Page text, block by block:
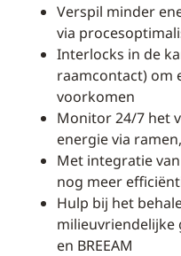
Verspil minder
via
Interlocks in de
raamcontact) om
voorkomen
Monitor 24/7 het
energie via
Met integratie
nog meer
Hulp bij het
milieuvriendelijke
en BREEAM